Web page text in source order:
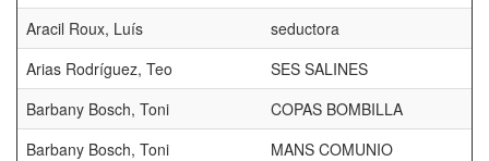
Aracil Roux, Luís
seductora
Arias Rodríguez, Teo
SES SALINES
Barbany Bosch, Toni
COPAS BOMBILLA
Barbany Bosch, Toni
MANS COMUNIO